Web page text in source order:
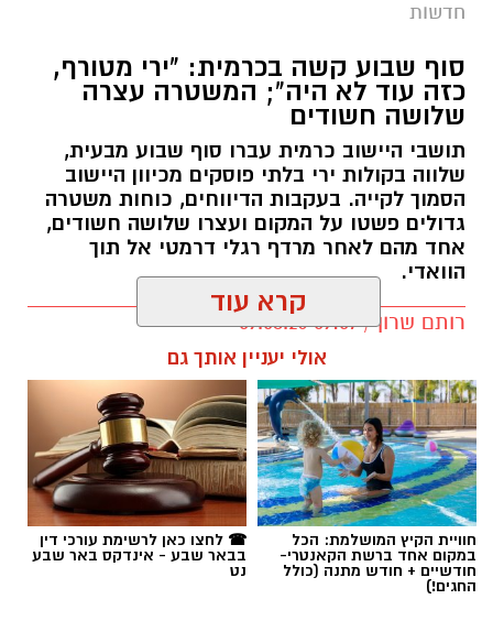
חדשות
סוף שבוע קשה בכרמית: "ירי מטורף,
כזה עוד לא היה"; המשטרה עצרה
שלושה חשודים
תושבי היישוב כרמית עברו סוף שבוע מבעית,
שלווה בקולות ירי בלתי פוסקים מכיוון היישוב
הסמוך לקייה. בעקבות הדיווחים, כוחות משטרה
גדולים פשטו על המקום ועצרו שלושה חשודים,
אחד מהם לאחר מרדף רגלי דרמטי אל תוך
הוואדי.
רותם שרון / 09:07 09.08.26
תגים:כרמית
קרא עוד
אולי יעניין אותך גם
חוויית הקיץ המושלמת: הכל
במקום אחד ברשת הקאנטרי-
חודשיים + חודש מתנה (כולל
החגים!)
☎ לחצו כאן לרשימת עורכי דין
בבאר שבע - אינדקס באר שבע
נט